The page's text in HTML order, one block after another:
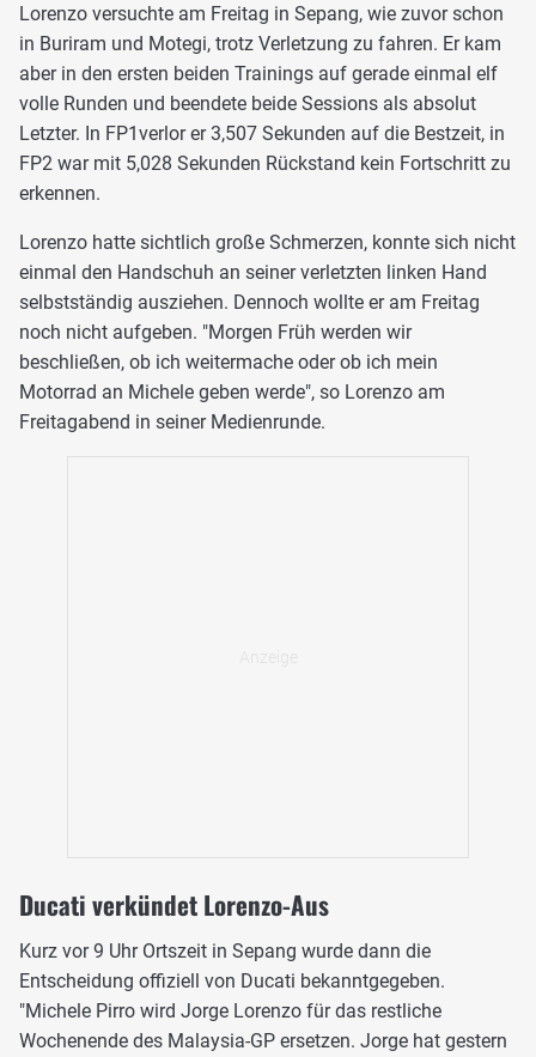
Lorenzo versuchte am Freitag in Sepang, wie zuvor schon
in Buriram und Motegi, trotz Verletzung zu fahren. Er kam
aber in den ersten beiden Trainings auf gerade einmal elf
volle Runden und beendete beide Sessions als absolut
Letzter. In FP1verlor er 3,507 Sekunden auf die Bestzeit, in
FP2 war mit 5,028 Sekunden Rückstand kein Fortschritt zu
erkennen.
Lorenzo hatte sichtlich große Schmerzen, konnte sich nicht
einmal den Handschuh an seiner verletzten linken Hand
selbstständig ausziehen. Dennoch wollte er am Freitag
noch nicht aufgeben. "Morgen Früh werden wir
beschließen, ob ich weitermache oder ob ich mein
Motorrad an Michele geben werde", so Lorenzo am
Freitagabend in seiner Medienrunde.
Ducati verkündet Lorenzo-Aus
Kurz vor 9 Uhr Ortszeit in Sepang wurde dann die
Entscheidung offiziell von Ducati bekanntgegeben.
"Michele Pirro wird Jorge Lorenzo für das restliche
Wochenende des Malaysia-GP ersetzen. Jorge hat gestern